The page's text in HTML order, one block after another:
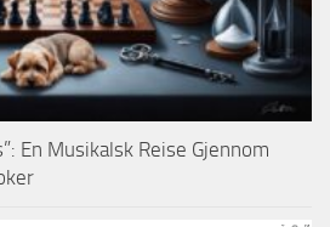
En Musikalsk Reise Gjennom